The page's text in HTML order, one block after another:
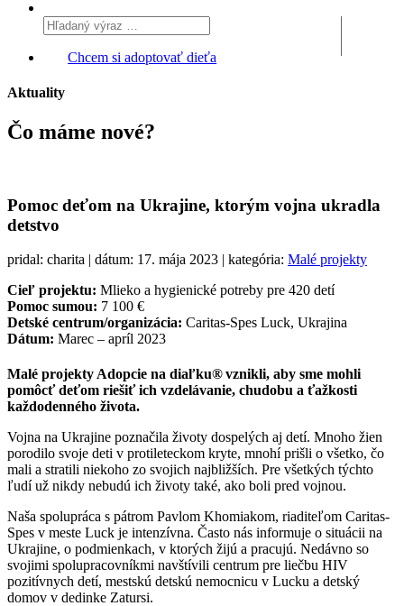
Chcem si adoptovať dieťa
Aktuality
Čo máme nové?
Pomoc deťom na Ukrajine, ktorým vojna ukradla
detstvo
pridal: charita | dátum: 17. mája 2023 | kategória: Malé projekty
Cieľ projektu: Mlieko a hygienické potreby pre 420 detí
Pomoc sumou: 7 100 €
Detské centrum/organizácia: Caritas-Spes Luck, Ukrajina
Dátum: Marec – apríl 2023
Malé projekty Adopcie na diaľku®vznikli, aby sme mohli
pomôcť deťom riešiť ich vzdelávanie, chudobu a ťažkosti
každodenného života.
Vojna na Ukrajine poznačila životy dospelých aj detí. Mnoho žien
porodilo svoje deti v protileteckom kryte, mnohí prišli o všetko, čo
mali a stratili niekoho zo svojich najbližších. Pre všetkých týchto
ľudí už nikdy nebudú ich životy také, ako boli pred vojnou.
Naša spolupráca s pátrom Pavlom Khomiakom, riaditeľom Caritas-
Spes v meste Luck je intenzívna. Často nás informuje o situácii na
Ukrajine, o podmienkach, v ktorých žijú a pracujú. Nedávno so
svojimi spolupracovníkmi navštívili centrum pre liečbu HIV
pozitívnych detí, mestskú detskú nemocnicu v Lucku a detský
domov v dedinke Zatursi.